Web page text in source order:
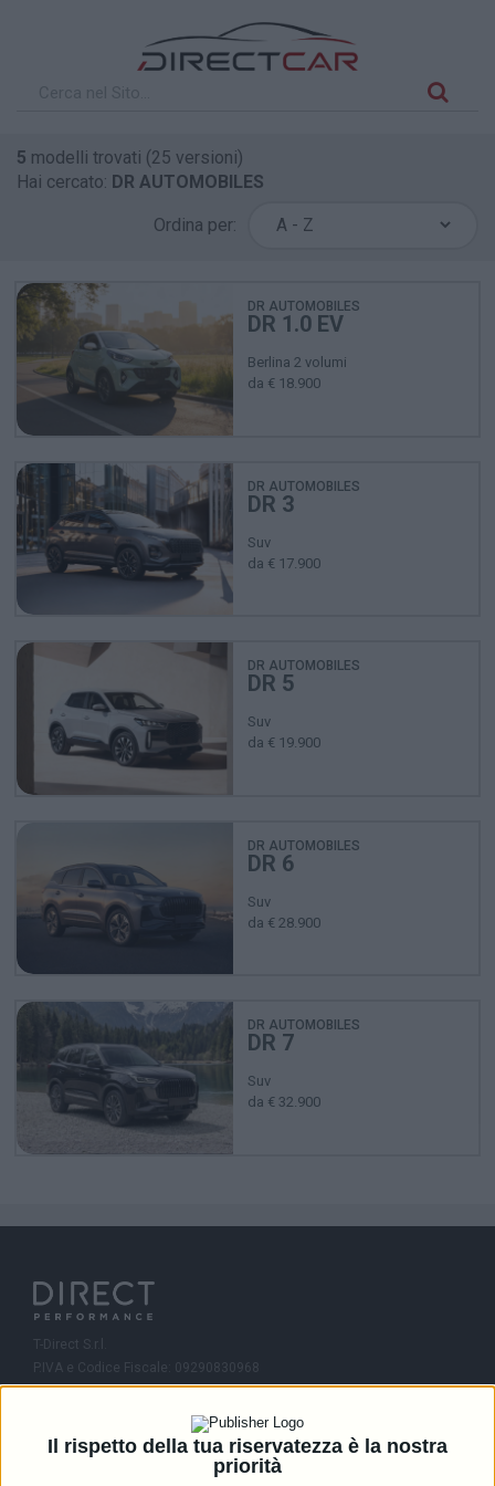
Il rispetto della tua riservatezza è la nostra
priorità
5 modelli trovati (25 versioni)
Hai cercato: DR AUTOMOBILES
Ordina per:
DR AUTOMOBILES
DR 1.0 EV
Berlina 2 volumi
da € 18.900
DR AUTOMOBILES
DR 3
Suv
da € 17.900
DR AUTOMOBILES
DR 5
Suv
da € 19.900
DR AUTOMOBILES
DR 6
Suv
da € 28.900
DR AUTOMOBILES
DR 7
Suv
da € 32.900
T-Direct S.r.l.
P.IVA e Codice Fiscale: 09290830968
R.E.A.: MI-2081245
Capitale Sociale: 46.336,00 i.v.
Contatti